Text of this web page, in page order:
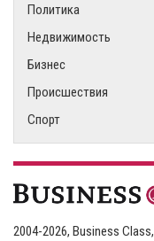
Политика
Недвижимость
Бизнес
Происшествия
Спорт
2004-2026, Business Class,